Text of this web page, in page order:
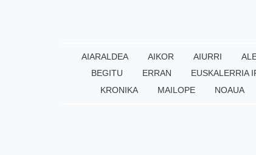
AIARALDEA AIKOR AIURRI
BEGITU
ERRAN EUSKALERRIA
KRONIKA
MAILOPE NOAUA